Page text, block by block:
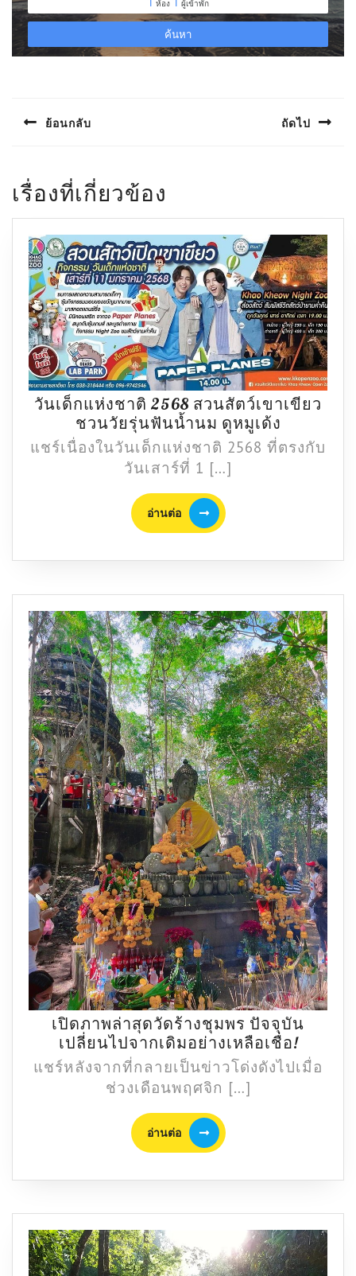
เรื่องย้อนกลับ ถัดไป
เรื่องที่เกี่ยวข้อง
วันเด็กแห่งชาติ 2568 สวนสัตว์เขาเขียว
ชวนวัยรุ่นฟันน้ำนม ดูหมูเด้ง
เด็ก
เขา
ชวน
วัย
รุ่น
ฟัน
น้ำนม
ดู
หมู
เด้ง
แชร์เนื่องในวันเด็กแห่งชาติ 2568 ที่ตรงกับ
วันเสาร์ที่ 1 […]
อ่านต่อ
อ่าน
ต่อ
เปิดภาพล่าสุดวัดร้างชุมพร ปัจจุบัน
เปลี่ยนไปจากเดิมอย่างเหลือเชื่อ!เปิด
ภาพ
เปลี่ยน
จาก
เดิม
อย่าง
เหลือ
แชร์หลังจากที่กลายเป็นข่าวโด่งดังไปเมื่อ
ช่วงเดือนพฤศจิก […]
อ่านต่อ
อ่าน
ต่อ